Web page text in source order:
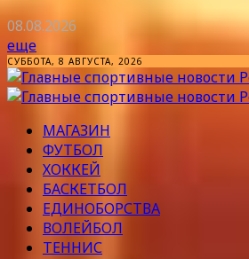
08.08.2026
еще
СУББОТА, 8 АВГУСТА, 2026
МАГАЗИН
ФУТБОЛ
ХОККЕЙ
БАСКЕТБОЛ
ЕДИНОБОРСТВА
ВОЛЕЙБОЛ
ТЕННИС